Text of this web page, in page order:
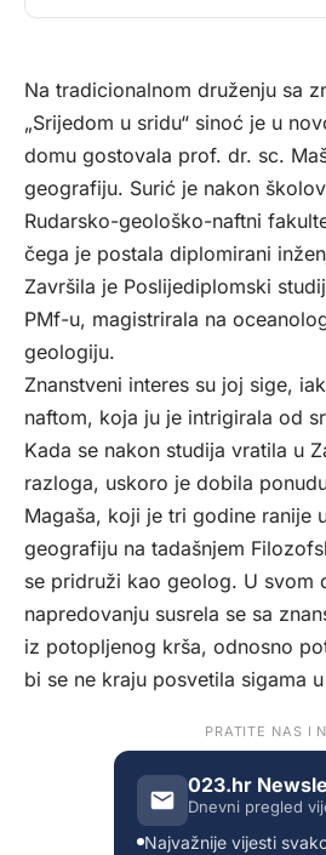
Na tradicionalnom druženju sa
„Srijedom u sridu“ sinoć je u
domu gostovala prof. dr. sc.
geografiju. Surić je nakon
Rudarsko-geološko-naftni
čega je postala diplomirani
Završila je Poslijediplomski
PMf-u, magistrirala na
geologiju.
Znanstveni interes su joj sige,
naftom, koja ju je intrigirala od
Kada se nakon studija vratila u
razloga, uskoro je dobila
Magaša, koji je tri godine ranije
geografiju na tadašnjem
se pridruži kao geolog. U svom
napredovanju susrela se sa
iz potopljenog krša, odnosno
bi se ne kraju posvetila sigama
PRATITE NAS I
023.hr
Dnevni pregled
Najvažnije vijesti